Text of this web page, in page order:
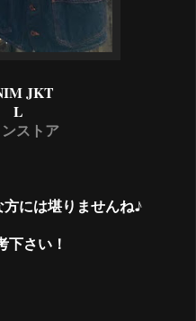
JKT
L
ストア
には堪りませんね♪
下さい！